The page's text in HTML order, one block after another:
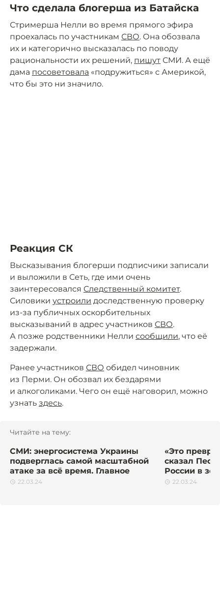
Что сделала блогерша из Батайска
Стримерша Нелли во время прямого эфира
проехалась по участникам СВО. Она обозвала
их и категорично высказалась по поводу
рациональности их решений, пишут СМИ. А ещё
дама посоветовала «подружиться» с Америкой,
что бы это ни значило.
Реакция СК
Высказывания блогерши подписчики записали
и выложили в Сеть, где ими очень
заинтересовался Следственный комитет.
Силовики устроили доследственную проверку
из-за публичных оскорбительных
высказываний в адрес участников СВО.
А позже родственники Нелли сообщили, что её
задержали.
Ранее участников СВО обидел чиновник
из Перми. Он обозвал их бездарями
и алкоголиками. Чего он ещё наговорил, можно
узнать здесь.
Читайте на тему:
СМИ: энергосистема Украины
подверглась самой масштабной
атаке за всё время. Главное
22.03.24
«Это
сказал
России в
22.03.24